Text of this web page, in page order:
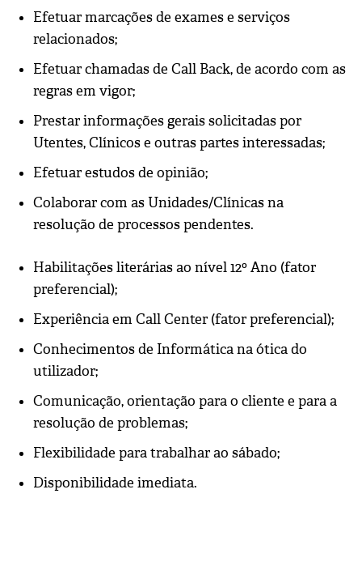
Efetuar marcações de exames e serviços
relacionados;
Efetuar chamadas de Call Back, de acordo com as
regras em vigor;
Prestar informações gerais solicitadas por
Utentes, Clínicos e outras partes interessadas;
Efetuar estudos de opinião;
Colaborar com as Unidades/Clínicas na
resolução de processos pendentes.
Habilitações literárias ao nível 12º Ano (fator
preferencial);
Experiência em Call Center (fator preferencial);
Conhecimentos de Informática na ótica do
utilizador;
Comunicação, orientação para o cliente e para a
resolução de problemas;
Flexibilidade para trabalhar ao sábado;
Disponibilidade imediata.